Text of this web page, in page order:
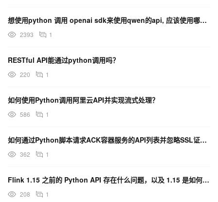
想使用python 调用 openai sdk来使用qwen的api, 应该使用哪一个平台?
2393 1
RESTful API能通过python调用吗？
220 1
如何使用Python调用阿里云API并实现流式处理？
586 1
如何通过Python脚本请求ACK容器服务的API列表并忽略SSL证书验证？
362 1
Flink 1.15 之前的 Python API 存在什么问题，以及 1.15 是如何改进的？
208 1